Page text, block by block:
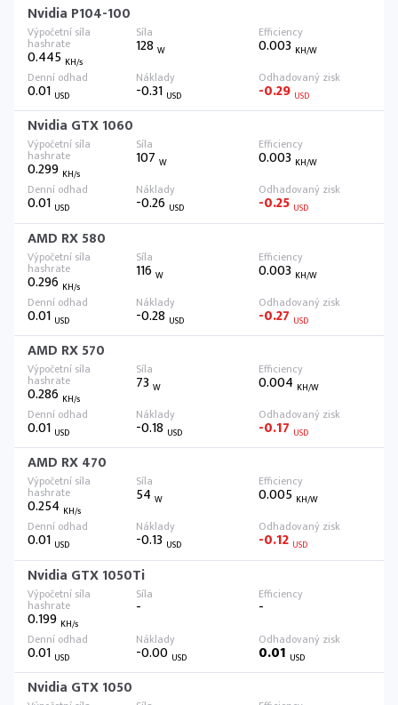
Nvidia P104-100
0.445 KH/s
128W 0.003 KH/W
0.01 USD -0.31 USD -0.29 USD
Nvidia GTX 1060
0.299 KH/s
107W 0.003 KH/W
0.01 USD -0.26 USD -0.25 USD
AMD RX 580
0.296 KH/s
116W 0.003 KH/W
0.01 USD -0.28 USD -0.27 USD
AMD RX 570
0.286 KH/s
73W 0.004 KH/W
0.01 USD -0.18 USD -0.17 USD
AMD RX 470
0.254 KH/s
54W 0.005 KH/W
0.01 USD -0.13 USD -0.12 USD
Nvidia GTX 1050Ti
0.199 KH/s
-
-
0.01 USD -0.00USD 0.01 USD
Nvidia GTX 1050